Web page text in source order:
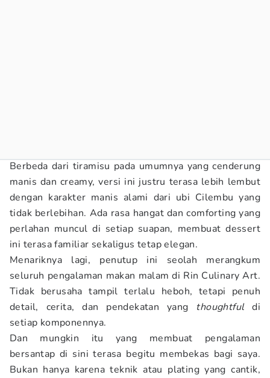
Berbeda dari tiramisu pada umumnya yang cenderung
manis dan creamy, versi ini justru terasa lebih lembut
dengan karakter manis alami dari ubi Cilembu yang
tidak berlebihan. Ada rasa hangat dan comforting yang
perlahan muncul di setiap suapan, membuat dessert
ini terasa familiar sekaligus tetap elegan.
Menariknya lagi, penutup ini seolah merangkum
seluruh pengalaman makan malam di Rin Culinary Art.
Tidak berusaha tampil terlalu heboh, tetapi penuh
detail, cerita, dan pendekatan yang thoughtfuldi
setiap komponennya.
Dan mungkin itu yang membuat pengalaman
bersantap di sini terasa begitu membekas bagi saya.
Bukan hanya karena teknik atau plating yang cantik,